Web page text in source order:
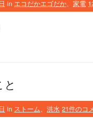
in エコだかエゴだか 家電
in ストーム 洪水 21件のコ